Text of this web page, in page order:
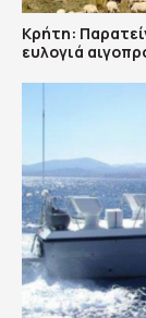
Κρήτη:
ευλογιά